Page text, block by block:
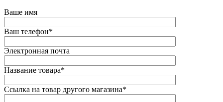
Ваше имя
Ваш телефон*
Электронная почта
Название товара*
Ссылка на товар другого магазина*